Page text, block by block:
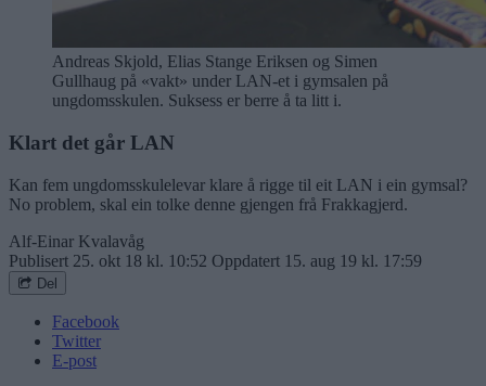
Andreas Skjold, Elias Stange Eriksen og Simen
Gullhaug på «vakt» under LAN-et i gymsalen på
ungdomsskulen. Suksess er berre å ta litt i.
Klart det går LAN
Kan fem ungdomsskulelevar klare å rigge til eit LAN i ein gymsal?
No problem, skal ein tolke denne gjengen frå Frakkagjerd.
Alf-Einar Kvalavåg
Publisert 25. okt 18 kl. 10:52 Oppdatert 15. aug 19 kl. 17:59
Del
Facebook
Twitter
E-post